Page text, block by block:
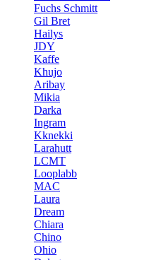
Fuchs Schmitt
Gil Bret
Hailys
JDY
Kaffe
Khujo
Aribay
Mikia
Darka
Ingram
Kknekki
Larahutt
LCMT
Looplabb
MAC
Laura
Dream
Chiara
Chino
Ohio